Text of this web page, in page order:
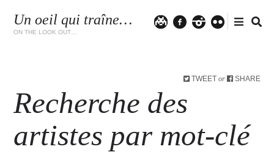
Un oeil qui traîne…
ON THE LOOK OUT…
TWEET or SHARE
Recherche des
artistes par mot-clé